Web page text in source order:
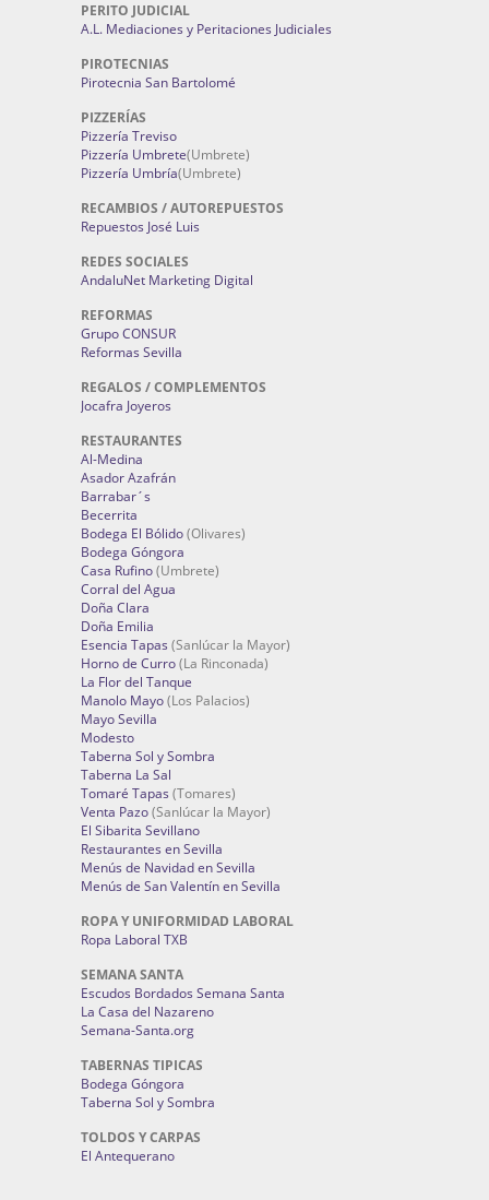
PERITO JUDICIAL
A.L. Mediaciones y Peritaciones Judiciales
PIROTECNIAS
Pirotecnia San Bartolomé
PIZZERÍAS
Pizzería Treviso
Pizzería Umbrete(Umbrete)
Pizzería Umbría(Umbrete)
RECAMBIOS / AUTOREPUESTOS
Repuestos José Luis
REDES SOCIALES
AndaluNet Marketing Digital
REFORMAS
Grupo CONSUR
Reformas Sevilla
REGALOS / COMPLEMENTOS
Jocafra Joyeros
RESTAURANTES
Al-Medina
Asador Azafrán
Barrabar´s
Becerrita
Bodega El Bólido(Olivares)
Bodega Góngora
Casa Rufino(Umbrete)
Corral del Agua
Doña Clara
Doña Emilia
Esencia Tapas (Sanlúcar la Mayor)
Horno de Curro(La Rinconada)
La Flor del Tanque
Manolo Mayo(Los Palacios)
Mayo Sevilla
Modesto
Taberna Sol y Sombra
Taberna La Sal
Tomaré Tapas (Tomares)
Venta Pazo(Sanlúcar la Mayor)
El Sibarita Sevillano
Restaurantes en Sevilla
Menús de Navidad en Sevilla
Menús de San Valentín en Sevilla
ROPA Y UNIFORMIDAD LABORAL
Ropa Laboral TXB
SEMANA SANTA
Escudos Bordados Semana Santa
La Casa del Nazareno
Semana-Santa.org
TABERNAS TIPICAS
Bodega Góngora
Taberna Sol y Sombra
TOLDOS Y CARPAS
El Antequerano